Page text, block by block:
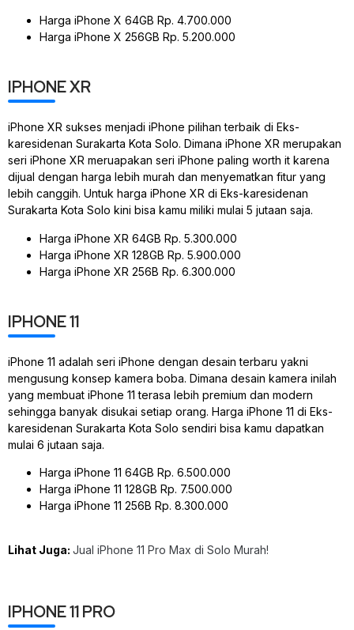
Harga iPhone X 64GB Rp. 4.700.000
Harga iPhone X 256GB Rp. 5.200.000
IPHONE XR
iPhone XR sukses menjadi iPhone pilihan terbaik di Eks-
karesidenan Surakarta Kota Solo. Dimana iPhone XR merupakan
seri iPhone XR meruapakan seri iPhone paling worth it karena
dijual dengan harga lebih murah dan menyematkan fitur yang
lebih canggih. Untuk harga iPhone XR di Eks-karesidenan
Surakarta Kota Solo kini bisa kamu miliki mulai 5 jutaan saja.
Harga iPhone XR 64GB Rp. 5.300.000
Harga iPhone XR 128GB Rp. 5.900.000
Harga iPhone XR 256B Rp. 6.300.000
IPHONE 11
iPhone 11 adalah seri iPhone dengan desain terbaru yakni
mengusung konsep kamera boba. Dimana desain kamera inilah
yang membuat iPhone 11 terasa lebih premium dan modern
sehingga banyak disukai setiap orang. Harga iPhone 11 di Eks-
karesidenan Surakarta Kota Solo sendiri bisa kamu dapatkan
mulai 6 jutaan saja.
Harga iPhone 11 64GB Rp. 6.500.000
Harga iPhone 11 128GB Rp. 7.500.000
Harga iPhone 11 256B Rp. 8.300.000
Lihat Juga: Jual iPhone 11 Pro Max di Solo Murah!
IPHONE 11 PRO